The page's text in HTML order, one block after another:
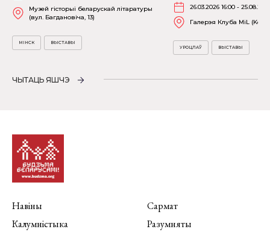
Музей гісторыі беларускай літаратуры
(вул. Багдановіча, 13)
МІНСК ВЫСТАВЫ
26.03.2026 16:00 -
Галерэя Клуба MiL
УРОЦЛАЎ ВЫСТАВЫ
ЧЫТАЦЬ ЯШЧЭ
Навіны
Калумністыка
Сармат
Разумняты